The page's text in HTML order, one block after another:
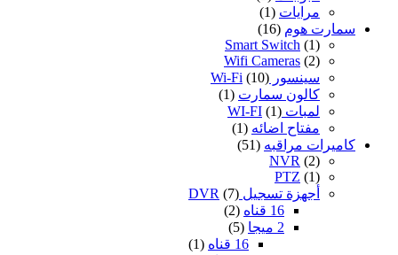
مرايات (1)
سمارت هوم (16)
Smart Switch (1)
Wifi Cameras (2)
سينسور Wi-Fi (10)
كالون سمارت (1)
لمبات WI-FI (1)
مفتاح اضائه (1)
كاميرات مراقبه (51)
NVR (2)
PTZ (1)
أجهزة تسجيل DVR (7)
16 قناه
(2)
2 ميجا
(5)
16 قناه
(1)